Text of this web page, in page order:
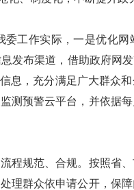
工作实际，一是优化
发布渠道，借助政府网
息，充分满足广大群众
测预警云平台，并依据
程规范、合规。按照省
理群众依申请公开，保